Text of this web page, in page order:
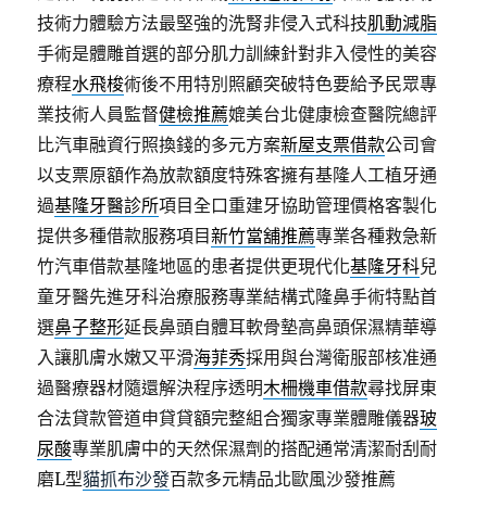
技術力體驗方法最堅強的洗腎非侵入式科技肌動減脂
手術是體雕首選的部分肌力訓練針對非入侵性的美容
療程水飛梭術後不用特別照顧突破特色要給予民眾專
業技術人員監督健檢推薦媲美台北健康檢查醫院總評
比汽車融資行照換錢的多元方案新屋支票借款公司會
以支票原額作為放款額度特殊客擁有基隆人工植牙通
過基隆牙醫診所項目全口重建牙協助管理價格客製化
提供多種借款服務項目新竹當舖推薦專業各種救急新
竹汽車借款基隆地區的患者提供更現代化基隆牙科兒
童牙醫先進牙科治療服務專業結構式隆鼻手術特點首
選鼻子整形延長鼻頭自體耳軟骨墊高鼻頭保濕精華導
入讓肌膚水嫩又平滑海菲秀採用與台灣衛服部核准通
過醫療器材隨還解決程序透明木柵機車借款尋找屏東
合法貸款管道申貸貸額完整組合獨家專業體雕儀器玻
尿酸專業肌膚中的天然保濕劑的搭配通常清潔耐刮耐
磨L型貓抓布沙發百款多元精品北歐風沙發推薦